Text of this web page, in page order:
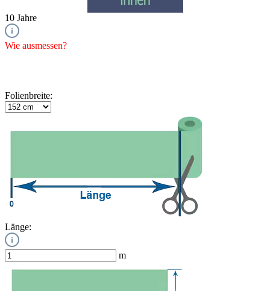
10 Jahre
Wie ausmessen?
Folienbreite:
Länge:
m